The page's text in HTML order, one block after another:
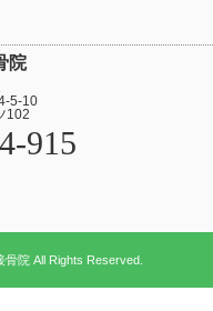
院
5-10
102
915
院 All Rights Reserved.